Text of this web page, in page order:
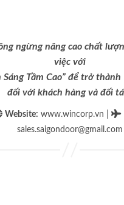
ngừng nâng cao chất
việc với
Sáng Tầm Cao” để trở
đối với khách hàng và đối
Website: www.wincorp.vn
sales.saigondoor@gmail.com